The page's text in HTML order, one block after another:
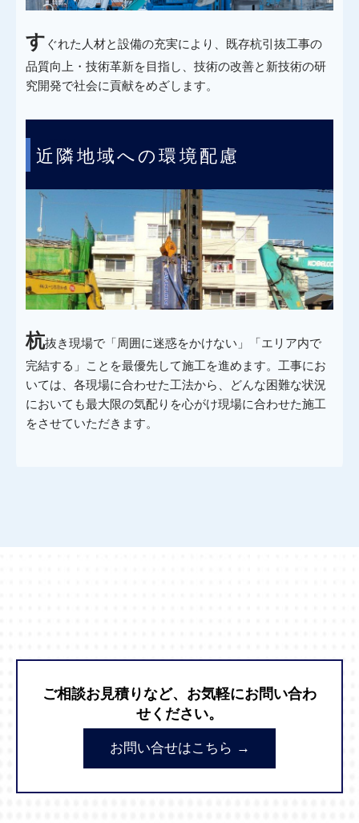
す ぐれた人材と設備の充実により、既存杭引抜工事の
品質向上・技術革新を目指し、技術の改善と新技術の研
究開発で社会に貢献をめざします。
4
近隣地域への環境配慮
杭抜き現場で「周囲に迷惑をかけない」「エリア内で
完結する」ことを最優先して施工を進めます。工事にお
いては、各現場に合わせた工法から、どんな困難な状況
においても最大限の気配りを心がけ現場に合わせた施工
をさせていただきます。
ご相談お見積りなど、お気軽にお問い合わ
せください。
お問い合せはこちら →